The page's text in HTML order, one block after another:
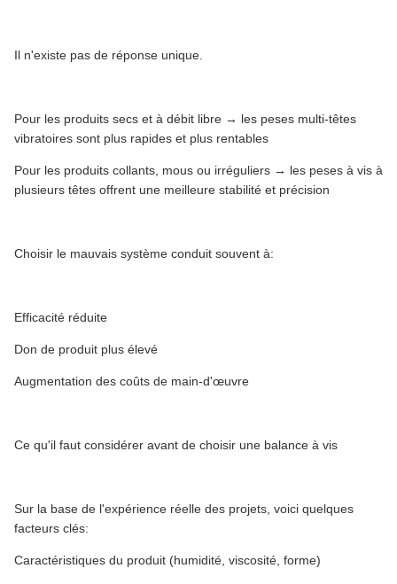
Il n'existe pas de réponse unique.
Pour les produits secs et à débit libre → les peses multi-têtes
vibratoires sont plus rapides et plus rentables
Pour les produits collants, mous ou irréguliers → les peses à vis à
plusieurs têtes offrent une meilleure stabilité et précision
Choisir le mauvais système conduit souvent à:
Efficacité réduite
Don de produit plus élevé
Augmentation des coûts de main-d'œuvre
Ce qu'il faut considérer avant de choisir une balance à vis
Sur la base de l'expérience réelle des projets, voici quelques
facteurs clés:
Caractéristiques du produit (humidité, viscosité, forme)